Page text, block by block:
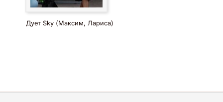
Дует Sky (Максим, Лариса)